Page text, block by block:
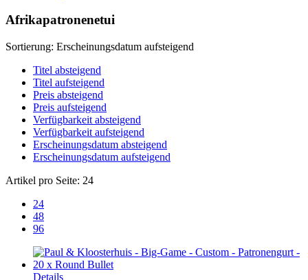
Afrikapatronenetui
Sortierung: Erscheinungsdatum aufsteigend
Titel absteigend
Titel aufsteigend
Preis absteigend
Preis aufsteigend
Verfügbarkeit absteigend
Verfügbarkeit aufsteigend
Erscheinungsdatum absteigend
Erscheinungsdatum aufsteigend
Artikel pro Seite: 24
24
48
96
Details